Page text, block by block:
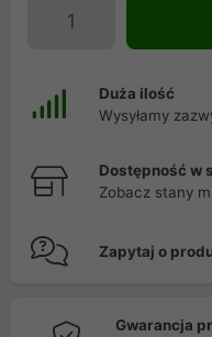
Duża ilość
Wysyłamy
Dostępność w
Zobacz stany
Zapytaj o
Gwarancja